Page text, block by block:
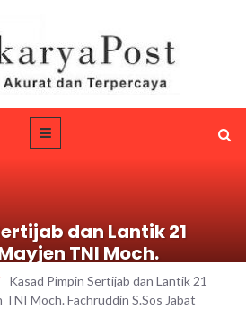
dan Lantik 21
TNI Moch.
Jabat Wakasad
Kasad Pimpin Sertijab dan Lantik 21
Moch. Fachruddin S.Sos Jabat